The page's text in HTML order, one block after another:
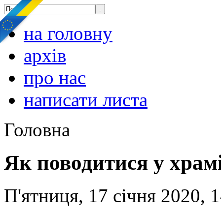
на головну
архів
про нас
написати листа
Головна
Як поводитися у
П'ятниця, 17 січня 2020,